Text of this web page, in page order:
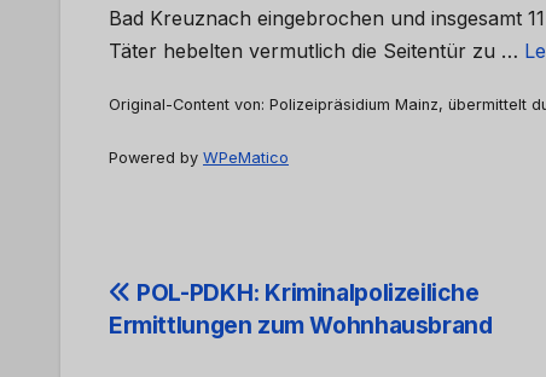
Bad Kreuznach eingebrochen und insgesamt
Täter hebelten vermutlich die Seitentür zu …
Original-Content von: Polizeipräsidium Mainz, übermittelt
Powered by WPeMatico
Beitrags-
Navigation
POL-PDKH: Kriminalpolizeiliche
Ermittlungen zum Wohnhausbrand